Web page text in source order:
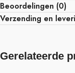
Beoordelingen (0)
Verzending en
Gerelateerde